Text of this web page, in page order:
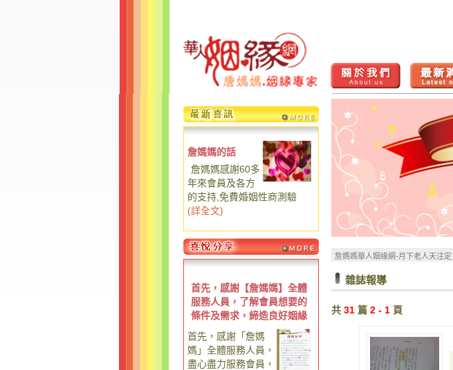
詹媽媽的話
詹媽媽感謝60多
年來會員及各方
的支持,免費婚姻性商測驗
(詳全文)
首先，感謝【詹媽媽】全體
服務人員，了解會員想要的
條件及需求，締造良好姻緣
首先，感謝「詹媽
媽」全體服務人員，
盡心盡力服務會員，
詹媽媽華人姻緣網-月下老人天注定
雜誌報導
共 31 篇 2 - 1 頁